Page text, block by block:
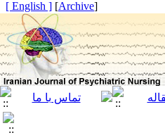
[
Archive
]
[ English ]